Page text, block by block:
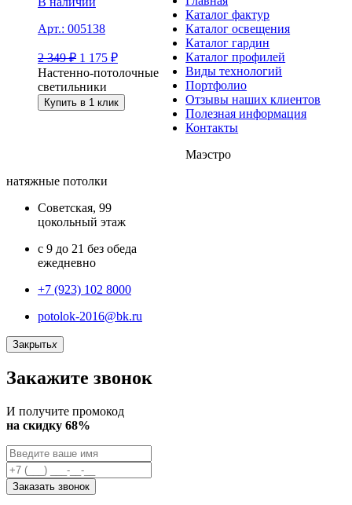
Арт.: 005138
2 349₽ 1 175 ₽
Настенно-потолочные
светильники
Купить в 1 клик
Каталог фактур
Каталог освещения
Каталог гардин
Каталог профилей
Виды технологий
Портфолио
Отзывы наших клиентов
Полезная информация
Контакты
Маэстро
натяжные потолки
Советская, 99
цокольный этаж
с 9 до 21 без обеда
ежедневно
+7 (923) 102 8000
potolok-2016@bk.ru
Закрытьx
Закажите звонок
И получите промокод
на скидку 68%
Заказать звонок